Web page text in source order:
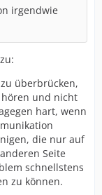
irgendwie
überbrücken,
hören und nicht
hart, wenn
die nur auf
Seite
schnellstens
zu können.